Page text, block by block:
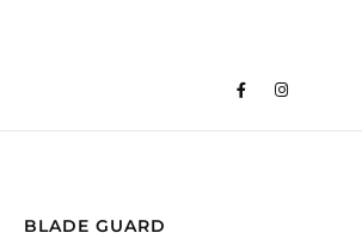
BLADE GUARD